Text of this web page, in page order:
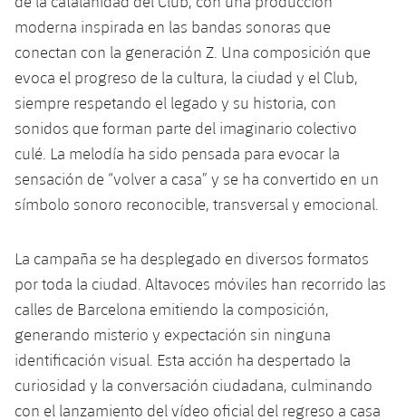
Jugadores
Calendario
Resultados
Fotos
Noticias
Voleibol masculino
Voleibol femenino
Apúntate a las amateurs
plusicon
más
Apúntate a las amateurs
Carnet de las Secciones Amateurs
PLUSICON
MÁS
League of Legends
VALORANT Rising
eFootball
moderna inspirada en las bandas sonoras que
conectan con la generación Z. Una composición que
evoca el progreso de la cultura, la ciudad y el Club,
siempre respetando el legado y su historia, con
sonidos que forman parte del imaginario colectivo
culé. La melodía ha sido pensada para evocar la
sensación de “volver a casa” y se ha convertido en un
símbolo sonoro reconocible, transversal y emocional.
La campaña se ha desplegado en diversos formatos
por toda la ciudad. Altavoces móviles han recorrido las
calles de Barcelona emitiendo la composición,
generando misterio y expectación sin ninguna
identificación visual. Esta acción ha despertado la
curiosidad y la conversación ciudadana, culminando
con el lanzamiento del vídeo oficial del regreso a casa